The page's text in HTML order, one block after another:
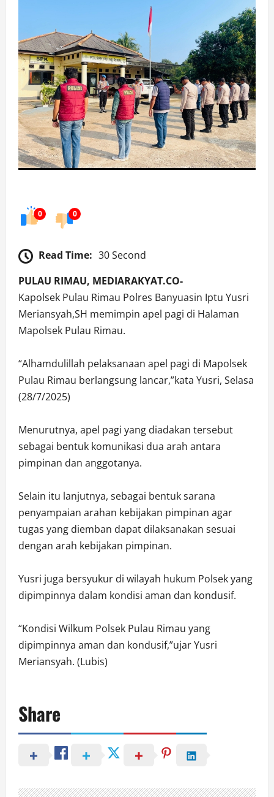
0 0
Read Time: 30 Second
PULAU RIMAU, MEDIARAKYAT.CO-
Kapolsek Pulau Rimau Polres Banyuasin Iptu Yusri
Meriansyah,SH memimpin apel pagi di Halaman
Mapolsek Pulau Rimau.
“Alhamdulillah pelaksanaan apel pagi di Mapolsek
Pulau Rimau berlangsung lancar,”kata Yusri, Selasa
(28/7/2025)
Menurutnya, apel pagi yang diadakan tersebut
sebagai bentuk komunikasi dua arah antara
pimpinan dan anggotanya.
Selain itu lanjutnya, sebagai bentuk sarana
penyampaian arahan kebijakan pimpinan agar
tugas yang diemban dapat dilaksanakan sesuai
dengan arah kebijakan pimpinan.
Yusri juga bersyukur di wilayah hukum Polsek yang
dipimpinnya dalam kondisi aman dan kondusif.
“Kondisi Wilkum Polsek Pulau Rimau yang
dipimpinnya aman dan kondusif,”ujar Yusri
Meriansyah. (Lubis)
Share